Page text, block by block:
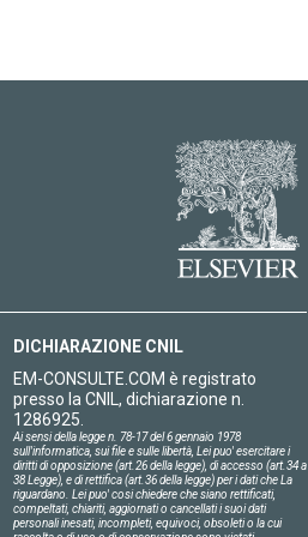
DICHIARAZIONE CNIL
EM-CONSULTE.COM è registrato
presso la CNIL, dichiarazione n.
1286925.
Ai sensi della legge n. 78-17 del 6 gennaio 1978
sull'informatica, sui file e sulle libertà, Lei puo' esercitare i
diritti di opposizione (art.26 della legge), di accesso (art.34 a
38 Legge), e di rettifica (art.36 della legge) per i dati che La
riguardano. Lei puo' cosi chiedere che siano rettificati,
compeltati, chiariti, aggiornati o cancellati i suoi dati
personali inesati, incompleti, equivoci, obsoleti o la cui